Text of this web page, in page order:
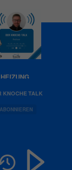
KNOCHE TALK
ABONNIEREN